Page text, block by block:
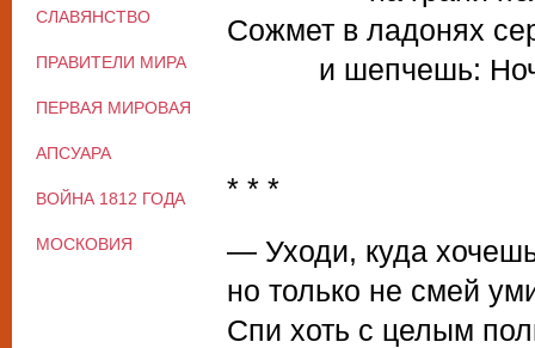
Сожмет в ладонях
и шепчешь:
* * *
— Уходи, куда
но только не смей
Спи хоть с целым
СЛАВЯНСТВО
ПРАВИТЕЛИ МИРА
ПЕРВАЯ МИРОВАЯ
АПСУАРА
ВОЙНА 1812 ГОДА
МОСКОВИЯ